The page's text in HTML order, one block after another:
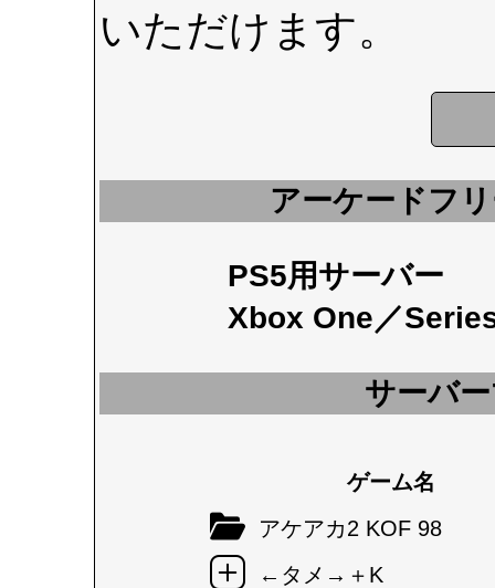
いただけます。
アーケードフ
PS5用サーバー
Xbox One／
サーバ
ゲーム名
アケアカ2 KOF 98
←タメ→＋K